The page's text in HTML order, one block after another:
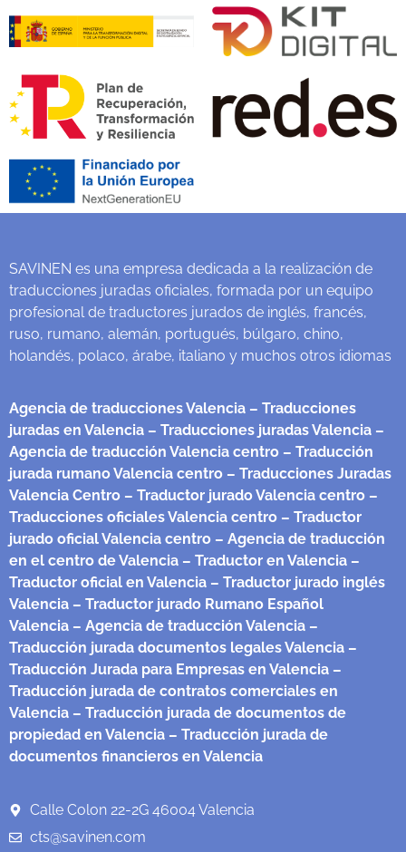
SAVINEN es una empresa dedicada a la realización de
traducciones juradas oficiales, formada por un equipo
profesional de traductores jurados de inglés, francés,
ruso, rumano, alemán, portugués, búlgaro, chino,
holandés, polaco, árabe, italiano y muchos otros idiomas
Agencia de traducciones Valencia – Traducciones
juradas en Valencia – Traducciones juradas Valencia –
Agencia de traducción Valencia centro – Traducción
jurada rumano Valencia centro – Traducciones Juradas
Valencia Centro – Traductor jurado Valencia centro –
Traducciones oficiales Valencia centro – Traductor
jurado oficial Valencia centro – Agencia de traducción
en el centro de Valencia – Traductor en Valencia –
Traductor oficial en Valencia – Traductor jurado inglés
Valencia – Traductor jurado Rumano Español
Valencia – Agencia de traducción Valencia –
Traducción jurada documentos legales Valencia –
Traducción Jurada para Empresas en Valencia –
Traducción jurada de contratos comerciales en
Valencia – Traducción jurada de documentos de
propiedad en Valencia – Traducción jurada de
documentos financieros en Valencia
Calle Colon 22-2G 46004 Valencia
cts@savinen.com